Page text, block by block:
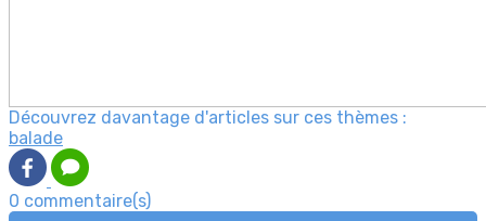
Découvrez davantage d'articles sur ces thèmes :
balade
0 commentaire(s)